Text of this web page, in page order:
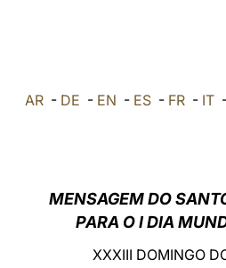
AR - DE - EN - ES - FR - IT
MENSAGEM DO
PARA O I DIA
XXXIII DOMINGO